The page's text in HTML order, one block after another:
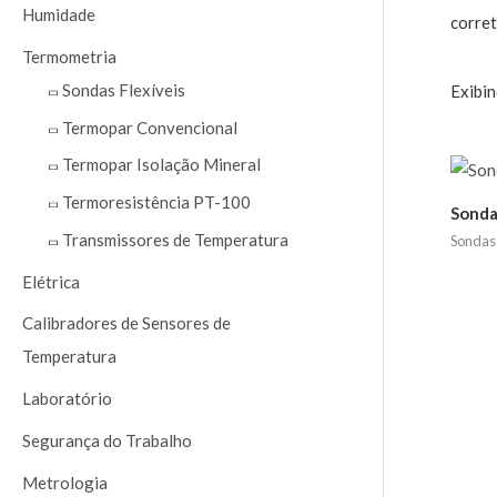
aHumidade
Termometria
Sondas Flexíveis
Termopar Convencional
Termopar Isolação Mineral
Termoresistência PT-100
Transmissores de Temperatura
Elétrica
Calibradores de Sensores de
Temperatura
Laboratório
Segurança do Trabalho
Metrologia